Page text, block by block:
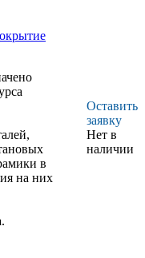
в
на них
Оставить
заявку
Нет в
наличии